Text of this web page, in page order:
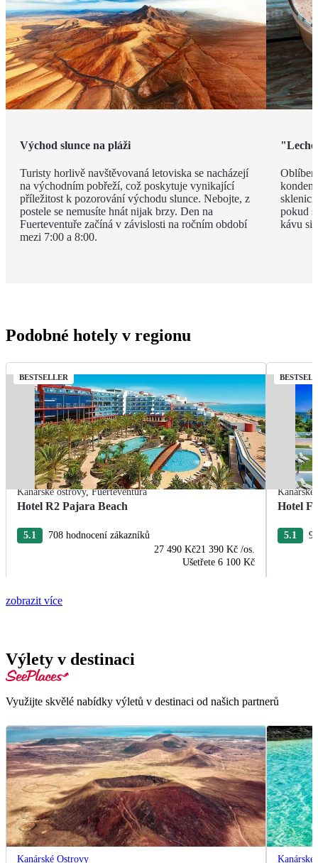
Východ slunce na pláži
Turisty horlivě navštěvovaná letoviska se nacházejí
na východním pobřeží, což poskytuje vynikající
příležitost k pozorování východu slunce. Nebojte, z
postele se nemusíte hnát nijak brzy. Den na
Fuerteventuře začíná v závislosti na ročním období
mezi 7:00 a 8:00.
pokud
kávu si
Podobné hotely v regionu
BESTSELLER
Kanárské ostrovy,Fuerteventura
Hotel R2 Pajara Beach
5.1
708 hodnocení zákazníků
27 490 Kč21 390 Kč /os.
Ušetřete 6 100 Kč
Kanárské
Hotel
5.1
zobrazit více
Výlety v destinaci
Využijte skvělé nabídky výletů v destinaci od našich partnerů
Kanárské Ostrovy